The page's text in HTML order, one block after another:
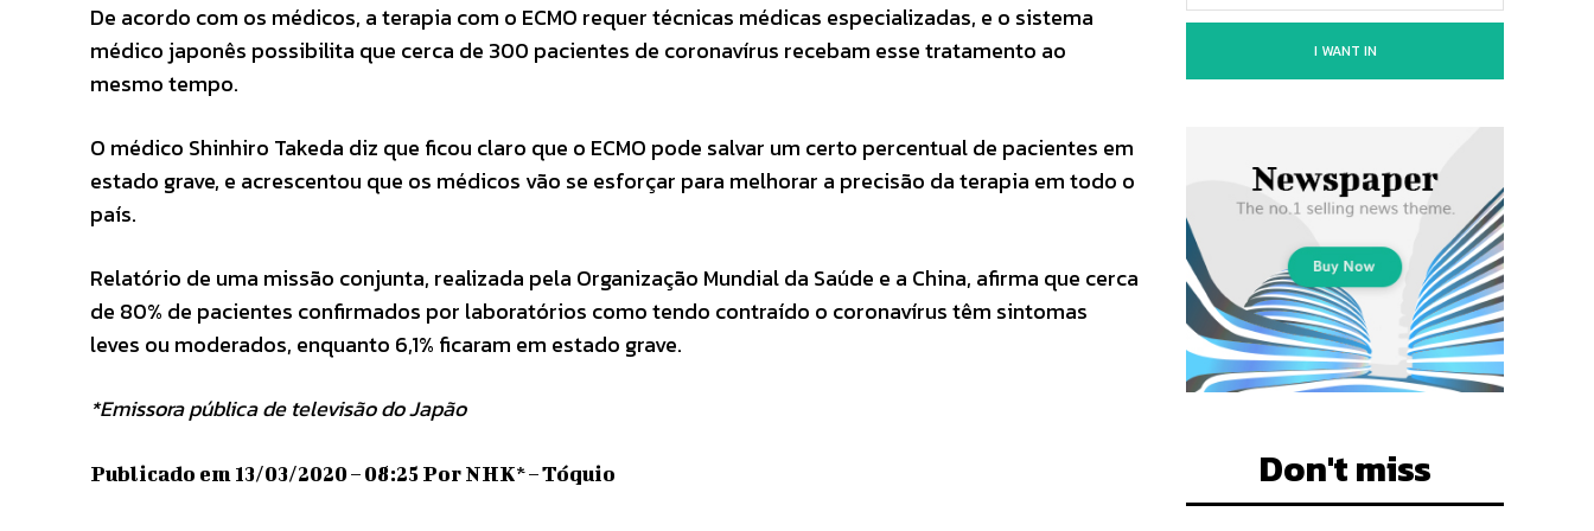
De acordo com os médicos, a terapia com o ECMO requer técnicas médicas especializadas, e o sistema
médico japonês possibilita que cerca de 300 pacientes de coronavírus recebam esse tratamento ao
mesmo tempo.
O médico Shinhiro Takeda diz que ficou claro que o ECMO pode salvar um certo percentual de pacientes em
estado grave, e acrescentou que os médicos vão se esforçar para melhorar a precisão da terapia em todo o
país.
Relatório de uma missão conjunta, realizada pela Organização Mundial da Saúde e a China, afirma que cerca
de 80% de pacientes confirmados por laboratórios como tendo contraído o coronavírus têm sintomas
leves ou moderados, enquanto 6,1% ficaram em estado grave.
*Emissora pública de televisão do Japão
Publicado em 13/03/2020 – 08:25 Por NHK* – Tóquio
I WANT IN
Don't miss